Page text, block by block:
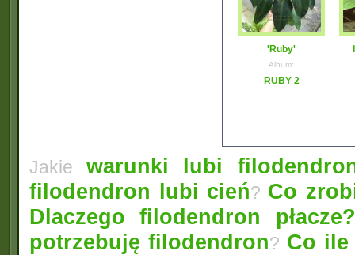
'Ruby'
Album:
RUBY 2
Jakie warunki lubi
filodendron lubi cień? Co
Dlaczego filodendron
potrzebuję filodendron? Co ile